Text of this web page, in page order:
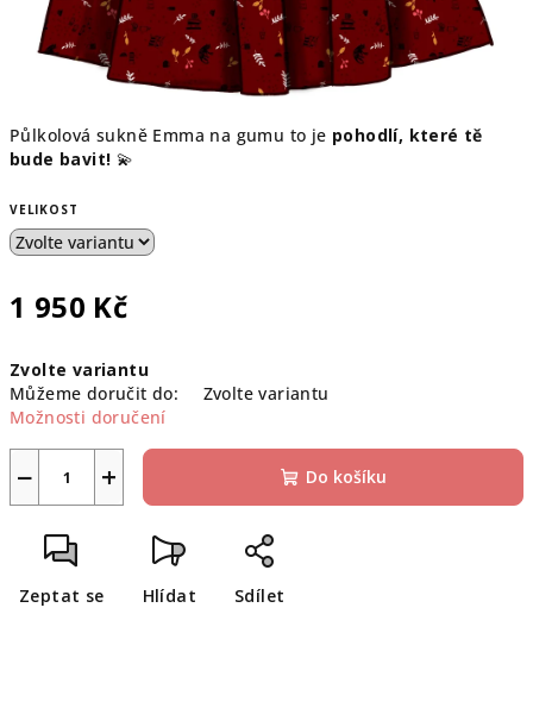
Půlkolová sukně Emma na gumu to je pohodlí, které tě
bude bavit! 💫
VELIKOST
1 950 Kč
cena:
Zvolte variantu
Můžeme doručit do:
Zvolte variantu
Možnosti doručení
+
− Do košíku
Zeptat se Hlídat Sdílet